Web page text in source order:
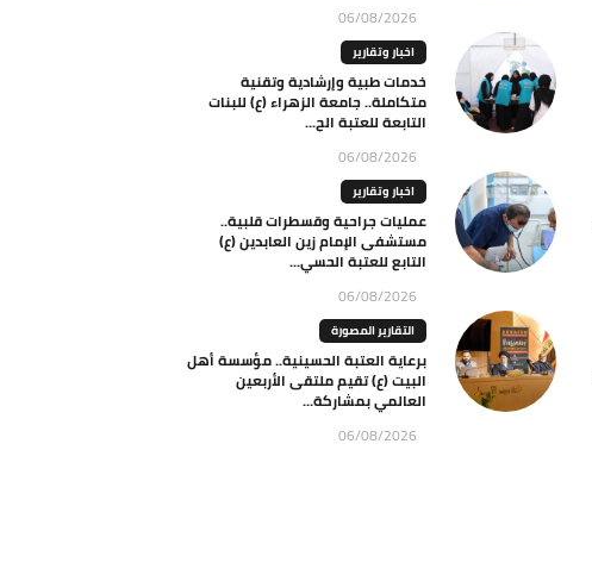
06/08/2026
اخبار وتقارير
خدمات طبية وإرشادية وتقنية
متكاملة.. جامعة الزهراء (ع) للبنات
التابعة للعتبة الح...
06/08/2026
اخبار وتقارير
عمليات جراحية وقسطرات قلبية..
مستشفى الإمام زين العابدين (ع)
التابع للعتبة الحسي...
06/08/2026
التقارير المصورة
برعاية العتبة الحسينية.. مؤسسة أهل
البيت (ع) تقيم ملتقى الأربعين
العالمي بمشاركة...
06/08/2026